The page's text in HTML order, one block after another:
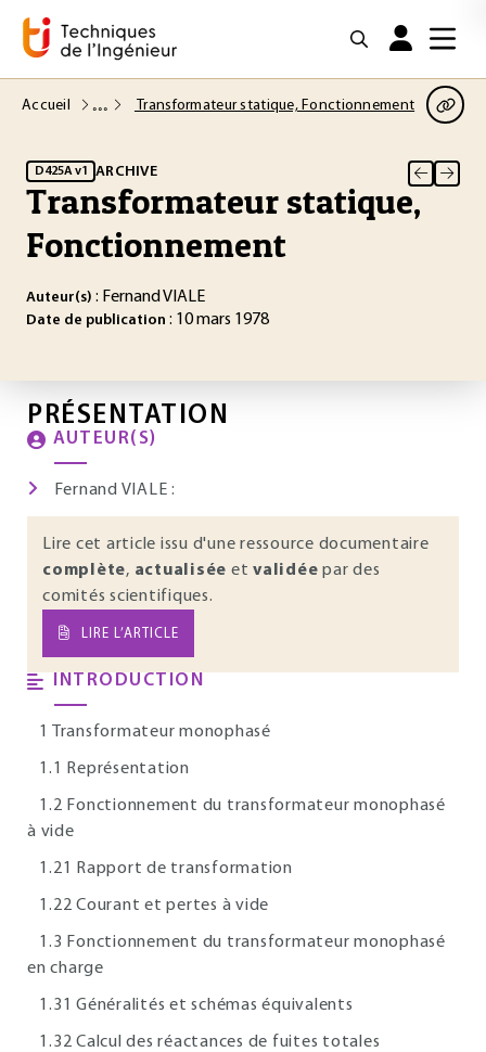
Accueil Transformateur statique, Fonctionnement
D425A v1 ARCHIVE
Transformateur statique,
Fonctionnement
Auteur(s) : Fernand VIALE
Date de publication : 10 mars 1978
PRÉSENTATION
AUTEUR(S)
Fernand VIALE :
Lire cet article issu d'une ressource documentaire
complète, actualisée et validée par des
comités scientifiques.
LIRE L’ARTICLE
INTRODUCTION
1 Transformateur monophasé
1.1 Représentation
1.2 Fonctionnement du transformateur monophasé
à vide
1.21 Rapport de transformation
1.22 Courant et pertes à vide
1.3 Fonctionnement du transformateur monophasé
en charge
1.31 Généralités et schémas équivalents
1.32 Calcul des réactances de fuites totales